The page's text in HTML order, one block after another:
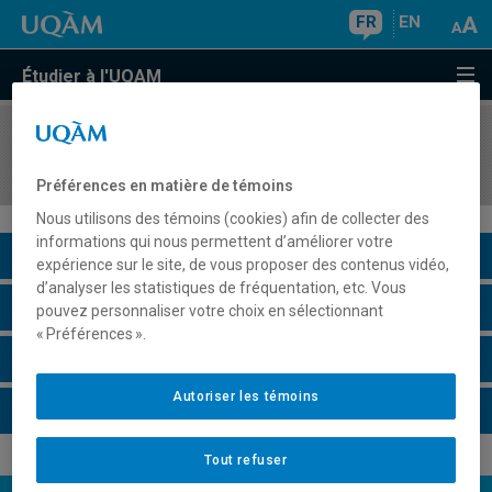
FR EN
Étudier à l'UQAM
COURS//
Description du cours
Horaire - Été 2026
Préférences en matière de témoins
Nous utilisons des témoins (cookies) afin de collecter des
informations qui nous permettent d’améliorer votre
expérience sur le site, de vous proposer des contenus vidéo,
d’analyser les statistiques de fréquentation, etc. Vous
pouvez personnaliser votre choix en sélectionnant
« Préférences ».
Tout refuser
Autoriser les témoins